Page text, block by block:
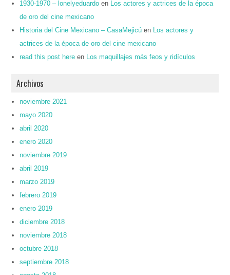
1930-1970 – lonelyeduardo en
Los actores y actrices de la época
de oro del cine mexicano
Historia del Cine Mexicano – CasaMejicú en
Los actores y
actrices de la época de oro del cine mexicano
read this post here en Los maquillajes más feos y ridículos
Archivos
noviembre 2021
mayo 2020
abril 2020
enero 2020
noviembre 2019
abril 2019
marzo 2019
febrero 2019
enero 2019
diciembre 2018
noviembre 2018
octubre 2018
septiembre 2018